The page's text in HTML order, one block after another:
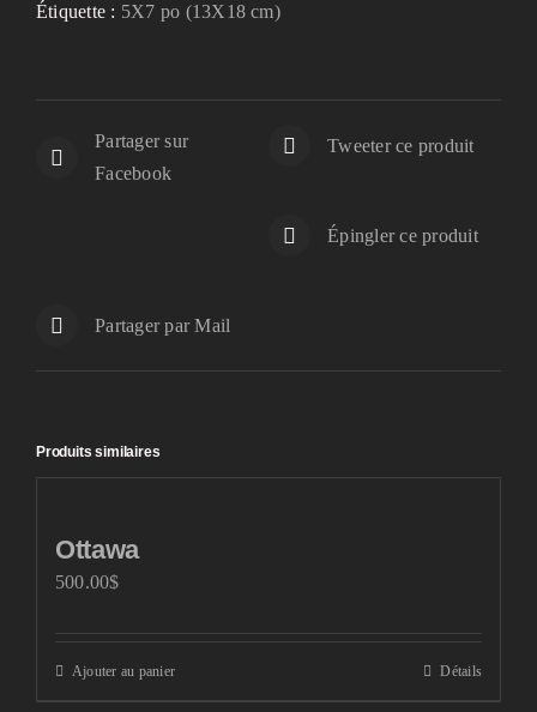
Étiquette : 5X7 po (13X18 cm)
Partager sur
Facebook
Tweeter ce produit
Épingler ce produit
Partager par Mail
Produits similaires
Ottawa
500.00$
Ajouter au panier Détails